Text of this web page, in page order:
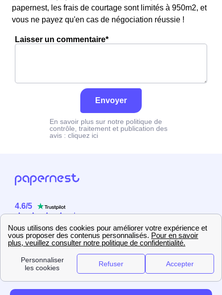
papernest, les frais de courtage sont limités à 950m2, et
vous ne payez qu'en cas de négociation réussie !
Laisser un commentaire*
Envoyer
En savoir plus sur notre politique de
contrôle, traitement et publication des
avis : cliquez ici
4.6/5
2358 utilisateurs